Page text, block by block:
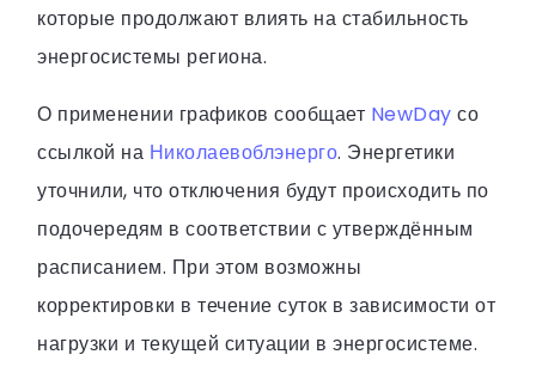
которые продолжают влиять на стабильность
энергосистемы региона.
О применении графиков сообщает NewDay со
ссылкой на Николаевоблэнерго. Энергетики
уточнили, что отключения будут происходить по
подочередям в соответствии с утверждённым
расписанием. При этом возможны
корректировки в течение суток в зависимости от
нагрузки и текущей ситуации в энергосистеме.